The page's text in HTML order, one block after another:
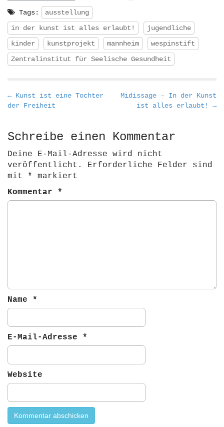
Tags:
ausstellung
in der kunst ist alles erlaubt!
jugendliche
kinder
kunstprojekt mannheim
wespinstift
Zentralinstitut für Seelische Gesundheit
P
o
t
n
a
v
i
g
← Kunst ist eine Tochter
der Freiheit
Midissage – In der Kunst
ist alles erlaubt! →
Schreibe einen Kommentar
Deine E-Mail-Adresse wird nicht
veröffentlicht.
Erforderliche Felder sind
mit
*
markiert
Kommentar *
Name *
E-Mail-Adresse *
Website